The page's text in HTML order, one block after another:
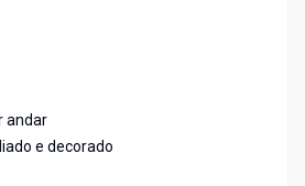
andar
e decorado